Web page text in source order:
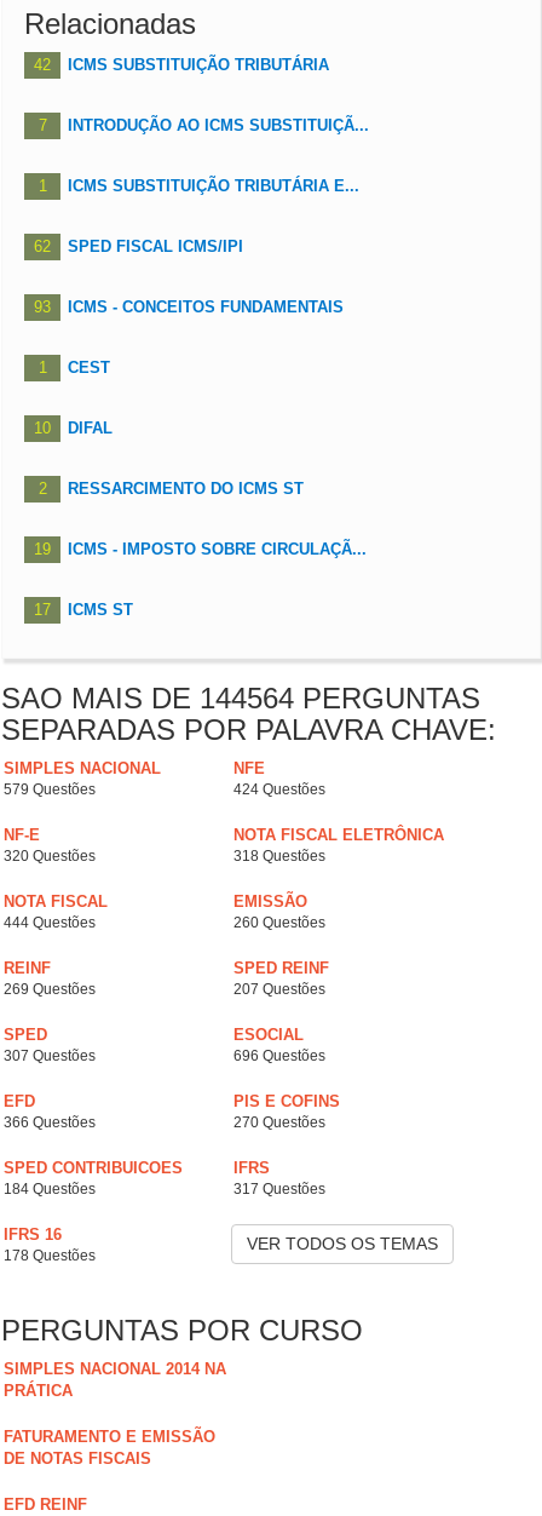
Relacionadas
42 ICMS SUBSTITUIÇÃO TRIBUTÁRIA
7 INTRODUÇÃO AO ICMS SUBSTITUIÇÃ...
1 ICMS SUBSTITUIÇÃO TRIBUTÁRIA E...
62 SPED FISCAL ICMS/IPI
93 ICMS - CONCEITOS FUNDAMENTAIS
1 CEST ㅤㅤ
10 DIFAL
2 RESSARCIMENTO DO ICMS ST
19 ICMS - IMPOSTO SOBRE CIRCULAÇÃ...
17 ICMS ST
SAO MAIS DE 144564 PERGUNTAS
SEPARADAS POR PALAVRA CHAVE:
SIMPLES NACIONAL
579 Questões
NFE
424 Questões
NF-E
320 Questões
NOTA FISCAL ELETRÔNICA
318 Questões
NOTA FISCAL
444 Questões
EMISSÃO
260 Questões
REINF
269 Questões
SPED REINF
207 Questões
SPED
307 Questões
ESOCIAL
696 Questões
EFD
366 Questões
PIS E COFINS
270 Questões
SPED CONTRIBUICOES
184 Questões
IFRS
317 Questões
IFRS 16
178 Questões
VER TODOS OS TEMAS
PERGUNTAS POR CURSO
SIMPLES NACIONAL 2014 NA
PRÁTICA
FATURAMENTO E EMISSÃO
DE NOTAS FISCAIS
EFD REINF